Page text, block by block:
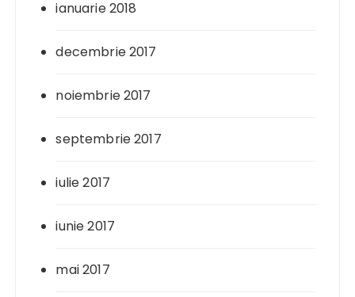
ianuarie 2018
decembrie 2017
noiembrie 2017
septembrie 2017
iulie 2017
iunie 2017
mai 2017